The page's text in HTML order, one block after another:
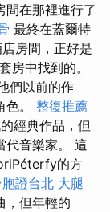
間在那裡進行了
最終在蓋爾特
房間，正好是
房中找到的。
們以前的作
。 整復推薦
經典作品，但
代音樂家。 這
的方
胞證台北 大腿
，但年輕的